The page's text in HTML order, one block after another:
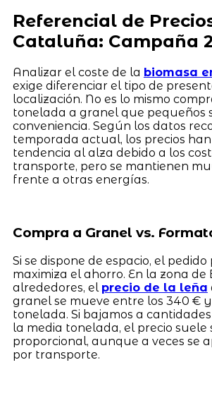
Referencial de
Cataluña: Campaña
Analizar el coste de la biomasa
exige diferenciar el tipo de
localización. No es lo mismo
tonelada a granel que pequeños
conveniencia. Según los datos
temporada actual, los precios
tendencia al alza debido a los
transporte, pero se mantienen
frente a otras energías.
Compra a Granel vs.
Si se dispone de espacio, el
maximiza el ahorro. En la zona de
alrededores, el precio de la leña
granel se mueve entre los 340 €
tonelada. Si bajamos a
la media tonelada, el precio suele
proporcional, aunque a veces se
por transporte.